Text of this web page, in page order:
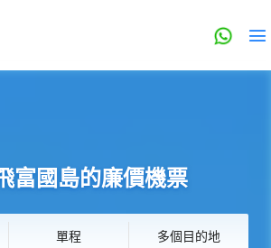
富國島的廉價機票
單程 多個目的地